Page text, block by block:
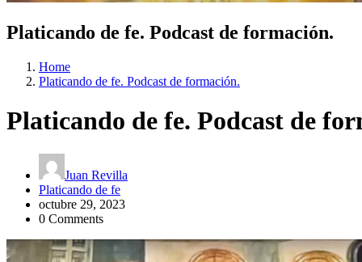
Platicando de fe. Podcast de formación.
Home
Platicando de fe. Podcast de formación.
Platicando de fe. Podcast de
Juan Revilla
Platicando de fe
octubre 29, 2023
0 Comments